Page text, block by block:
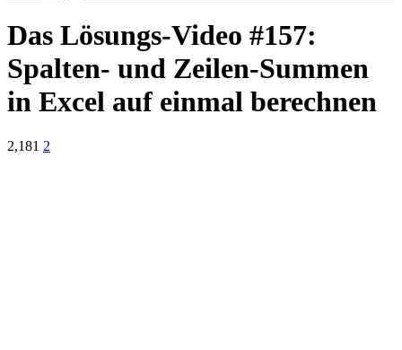
Das Lösungs-Video #157:
Spalten- und Zeilen-Summen
in Excel auf einmal berechnen
2,181 2